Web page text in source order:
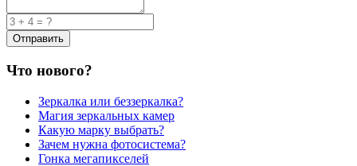
Что нового?
Зеркалка или беззеркалка?
Магия зеркальных камер
Какую марку выбрать?
Зачем нужна фотосистема?
Гонка мегапикселей